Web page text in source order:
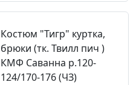
Костюм "Тигр" куртка,
брюки (тк. Твилл пич )
КМФ Саванна р.120-
124/170-176 (ЧЗ)